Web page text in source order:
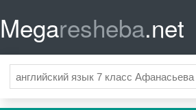
Megaresheba.net